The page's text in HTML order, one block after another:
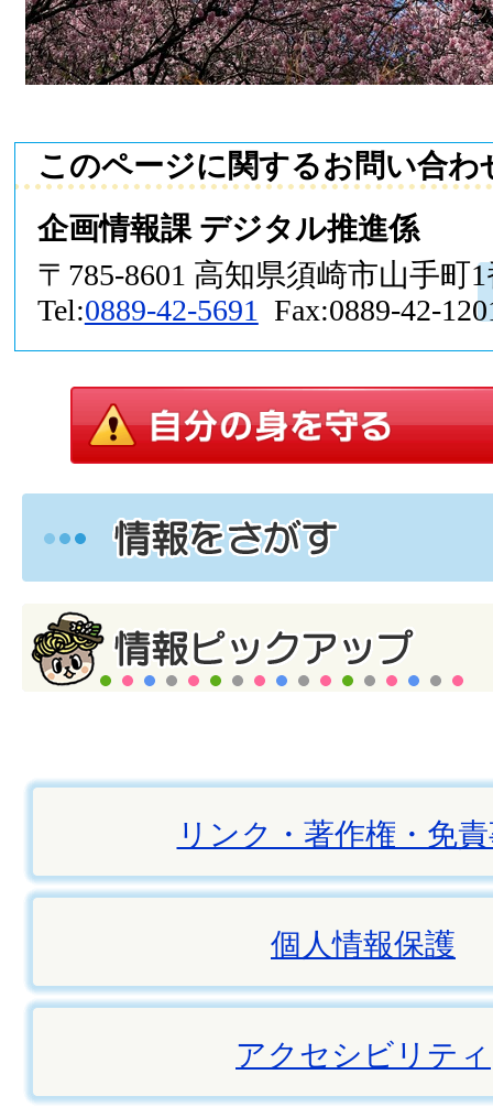
このページに関するお問い合わ
企画情報課 デジタル推進係
〒785-8601 高知県須崎市山手町
Tel:0889-42-5691 Fax:0889-42-
リンク・著作権・免
個人情報保護
アクセシビリティ